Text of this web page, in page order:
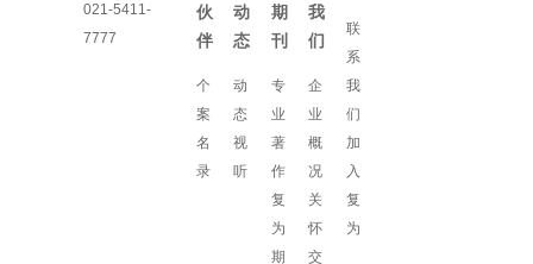
021-5411-
7777
伙
伴
个
案
名
录
动
态
动
态
视
听
期
刊
专
业
著
作
复
为
期
我
们
企
业
概
况
关
怀
交
联
系
我
们
加
入
复
为